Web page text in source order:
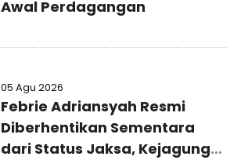
Awal Perdagangan
05 Agu 2026
Febrie Adriansyah Resmi
Diberhentikan Sementara
dari Status Jaksa, Kejagung